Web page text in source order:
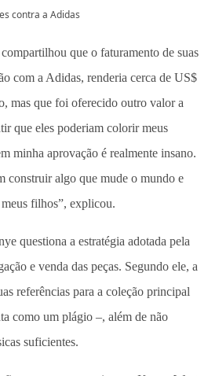
contra a Adidas
que o faturamento de suas
com a Adidas, renderia cerca de US$
mas que foi oferecido outro valor a
que eles poderiam colorir meus
minha aprovação é realmente insano.
construir algo que mude o mundo e
filhos”, explicou.
questiona a estratégia adotada pela
e venda das peças. Segundo ele, a
referências para a coleção principal
como um plágio –, além de não
suficientes.